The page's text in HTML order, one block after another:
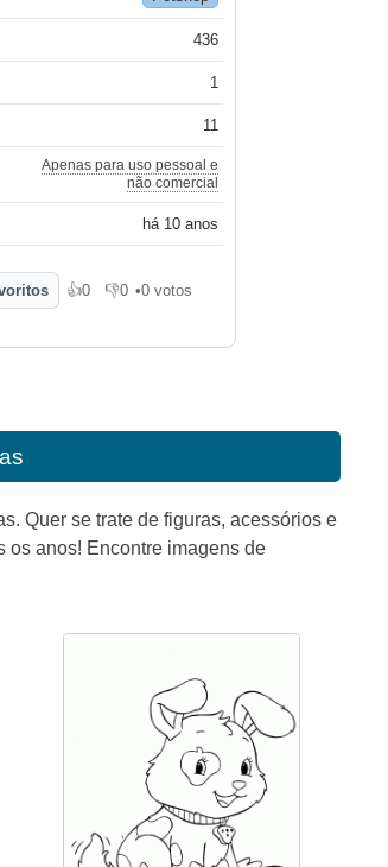
436
1
11
Apenas para uso pessoal e
não comercial
há 10 anos
👍0
Gosto 👎0
Não gosto
•0 votos
Quer se trate de figuras, acessórios e
os anos! Encontre imagens de